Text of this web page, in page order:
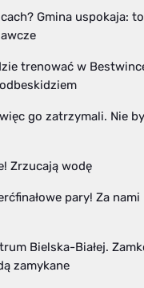
Gmina uspokaja: to
trenować w
go zatrzymali. Nie
Zrzucają wodę
pary! Za nami
Bielska-Białej.
zamykane